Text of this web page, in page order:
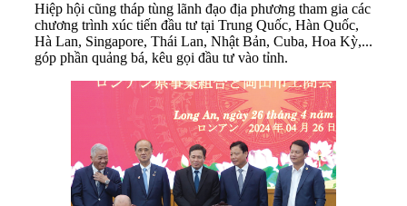
Hiệp hội cũng tháp tùng lãnh đạo địa phương tham gia các
chương trình xúc tiến đầu tư tại Trung Quốc, Hàn Quốc,
Hà Lan, Singapore, Thái Lan, Nhật Bản, Cuba, Hoa Kỳ,...
góp phần quảng bá, kêu gọi đầu tư vào tỉnh.